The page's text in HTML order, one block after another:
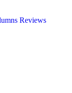
Reviews